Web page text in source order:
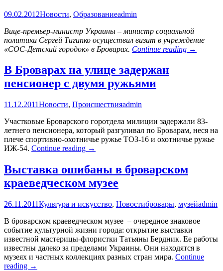
09.02.2012Новости, Образованиеadmin
Вице-премьер-министр Украины – министр социальной
политики Сергей Тигипко осуществил визит в учреждение
«СОС-Детский городок» в Броварах. Continue reading Сергей
→
В Броварах на улице задержан
пенсионер с двумя ружьями
11.12.2011Новости, Происшествияadmin
Участковые Броварского горотдела милиции задержали 83-
летнего пенсионера, который разгуливал по Броварам, неся на
плече спортивно-охотничье ружье ТОЗ-16 и охотничье ружье
ИЖ-54. Continue reading В
на
улице
задержан
с
двумя
ружьями
→
Выставка ошибаны в броварском
краеведческом музее
26.11.2011Культура и искусство, Новостибровары, музейadmin
В броварском краеведческом музее – очередное знаковое
событие культурной жизни города: открытие выставки
известной мастерицы-флористки Татьяны Бердник. Ее работы
известны далеко за пределами Украины. Они находятся в
музеях и частных коллекциях разных стран мира. Continue
reading Выставка
→